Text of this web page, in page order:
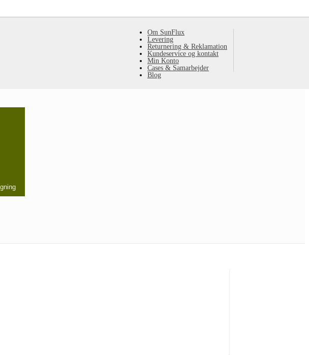
Om SunFlux
Levering
Returnering & Reklamation
Kundeservice og kontakt
Min Konto
Cases & Samarbejder
Blog